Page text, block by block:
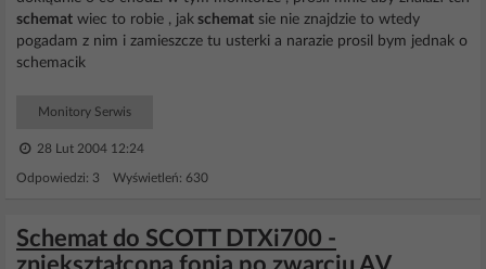
schemat wiec to robie , jak schemat sie nie znajdzie to wtedy
pogadam z nim i zamieszcze tu usterki a narazie prosil bym jednak o
schemacik
Monitory Serwis
28 Lut 2004 12:24
Odpowiedzi: 3 Wyświetleń: 630
Schemat do SCOTT DTXi700 -